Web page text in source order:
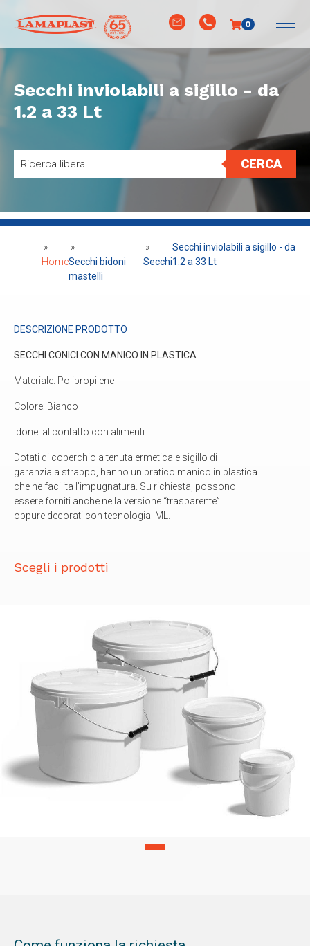
0
Secchi inviolabili a sigillo - da
1.2 a 33 Lt
CERCA
»
Home
»
Secchi bidoni
mastelli
»
Secchi
Secchi inviolabili a sigillo - da
1.2 a 33 Lt
DESCRIZIONE PRODOTTO
SECCHI CONICI CON MANICO IN PLASTICA
Materiale: Polipropilene
Colore: Bianco
Idonei al contatto con alimenti
Dotati di coperchio a tenuta ermetica e sigillo di
garanzia a strappo, hanno un pratico manico in plastica
che ne facilita l’impugnatura. Su richiesta, possono
essere forniti anche nella versione “trasparente”
oppure decorati con tecnologia IML.
Scegli i prodotti